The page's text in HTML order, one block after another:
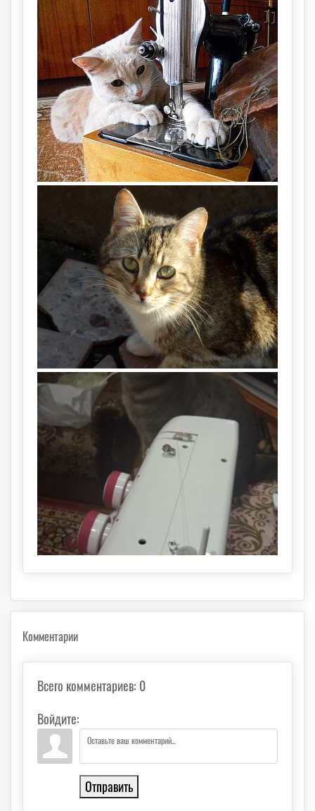
Комментарии
Всего комментариев: 0
Войдите:
Отправить